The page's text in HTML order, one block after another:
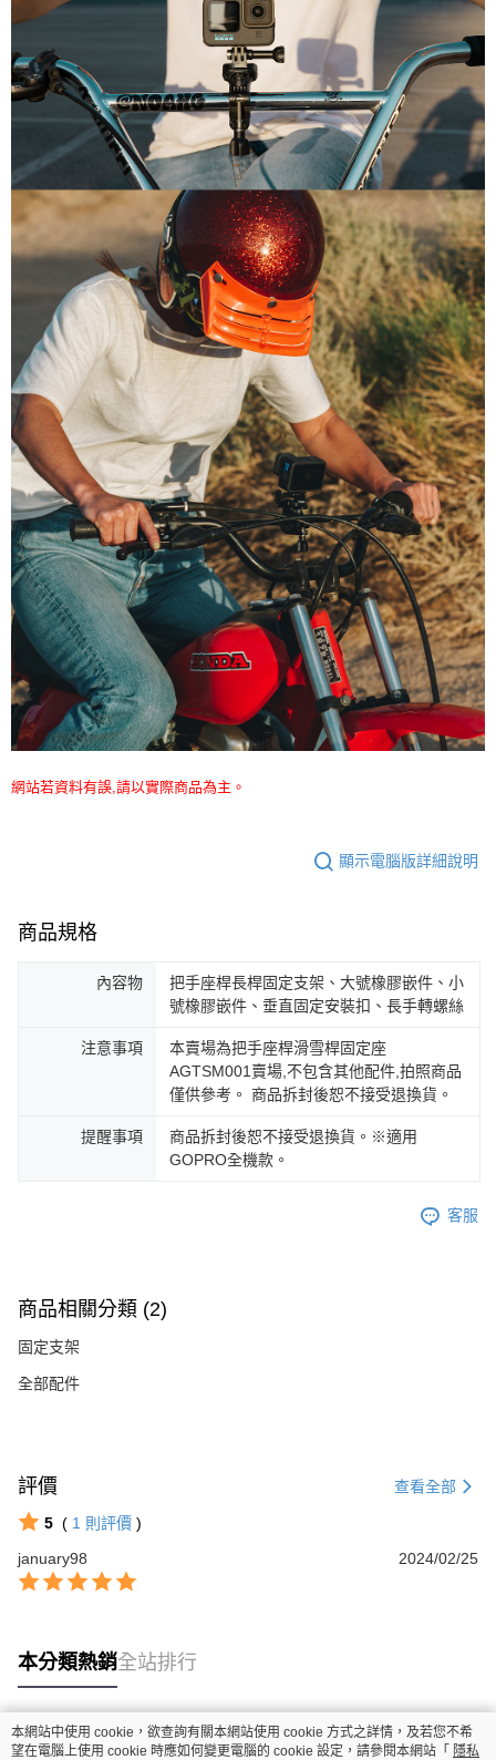
網站若資料有誤,請以實際商品為主。
顯示電腦版詳細說明
商品規格
內容物
把手座桿長桿固定支架、大號橡膠嵌件、小
號橡膠嵌件、垂直固定安裝扣、長手轉螺絲
注意事項
本賣場為把手座桿滑雪桿固定座
AGTSM001賣場,不包含其他配件,拍照商品
僅供參考。 商品拆封後恕不接受退換貨。
提醒事項
商品拆封後恕不接受退換貨。※適用
GOPRO全機款。
客服
商品相關分類 (2)
固定支架
全部配件
評價 查看全部
5 ( 1 則評價 )
january98
2024/02/25
本分類熱銷全站排行
熱門標籤
本網站中使用 cookie，欲查詢有關本網站使用 cookie 方式之詳情，及若您不希
望在電腦上使用 cookie 時應如何變更電腦的 cookie 設定，請參閱本網站「 隱私